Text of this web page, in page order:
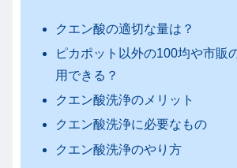
クエン酸の適切な量は？
ピカポット以外の100均や市販
用できる？
クエン酸洗浄のメリット
クエン酸洗浄に必要なもの
クエン酸洗浄のやり方